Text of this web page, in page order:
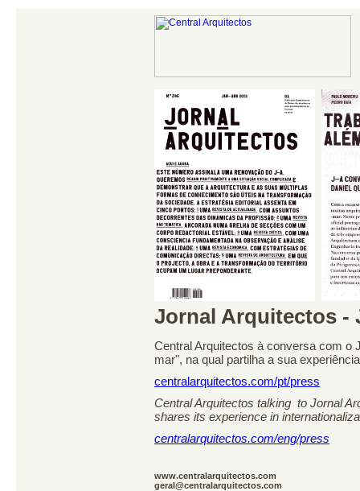
Jornal Arquitectos -
Central Arquitectos à conversa com o
mar", na qual partilha a sua
centralarquitectos.com/pt/press
Central Arquitectos talking to Jornal
shares its experience in
centralarquitectos.com/eng/press
www.centralarquitectos.com
geral@centralarquitectos.com